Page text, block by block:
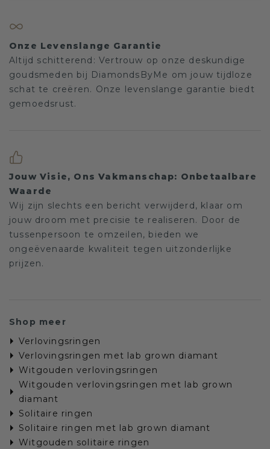
Onze Levenslange Garantie
Altijd schitterend: Vertrouw op onze deskundige
goudsmeden bij DiamondsByMe om jouw tijdloze
schat te creëren. Onze levenslange garantie biedt
gemoedsrust.
Jouw Visie, Ons Vakmanschap: Onbetaalbare
Waarde
Wij zijn slechts een bericht verwijderd, klaar om
jouw droom met precisie te realiseren. Door de
tussenpersoon te omzeilen, bieden we
ongeëvenaarde kwaliteit tegen uitzonderlijke
prijzen.
Shop meer
Verlovingsringen
Verlovingsringen met lab grown diamant
Witgouden verlovingsringen
Witgouden verlovingsringen met lab grown
diamant
Solitaire ringen
Solitaire ringen met lab grown diamant
Witgouden solitaire ringen